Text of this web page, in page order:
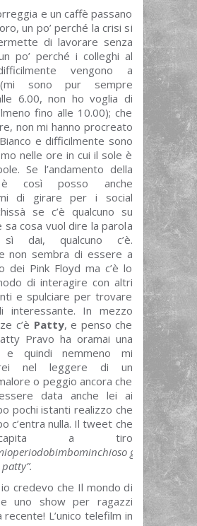
e un caffè passano
un po’ perché la crisi si
di lavorare senza
po’ perché i colleghi al
vengono a
sono pur sempre
6.00, non ho voglia di
fino alle 10.00); che
non mi hanno procreato
e difficilmente sono
nelle ore in cui il sole è
Se l’andamento della
è così posso anche
di girare per i social
se c’è qualcuno su
cosa vuol dire la parola
sì dai, qualcuno c’è.
non sembra di essere a
dei Pink Floyd ma c’è lo
di interagire con altri
e spulciare per trovare
interessante. In mezzo
c’è Patty, e penso che
Pravo ha oramai una
quindi nemmeno mi
nel leggere di un
o peggio ancora che
data anche lei ai
pochi istanti realizzo che
c’entra nulla. Il tweet che
a tiro
guardavo
credevo che Il mondo di
uno show per ragazzi
recente! L’unico telefilm in